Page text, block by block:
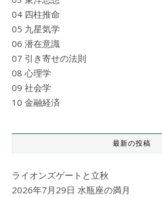
04 四柱推命
05 九星気学
06 潜在意識
07 引き寄せの法則
08 心理学
09 社会学
10 金融経済
最新の投稿
ライオンズゲートと立秋
2026年7月29日 水瓶座の満月